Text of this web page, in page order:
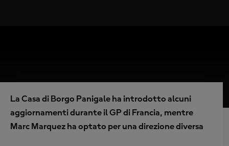
La Casa di Borgo Panigale ha introdotto alcuni
aggiornamenti durante il GP di Francia, mentre
Marc Marquez ha optato per una direzione diversa